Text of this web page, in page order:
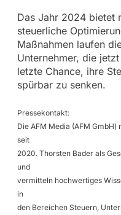
Das Jahr 2024 bietet
steuerliche
Maßnahmen laufen
Unternehmer, die
letzte Chance, ihre
spürbar zu senken.
Pressekontakt:
Die AFM Media (AFM
seit
2020. Thorsten Bader als
und
vermitteln hochwertiges
in
den Bereichen Steuern,